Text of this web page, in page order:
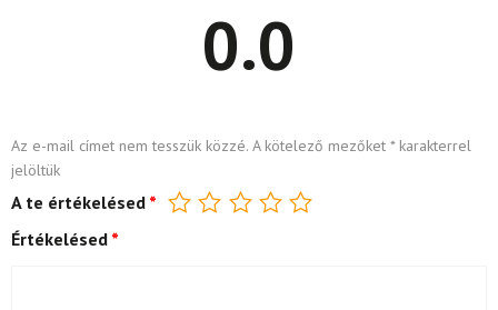
0.0
Az e-mail címet nem tesszük közzé. A kötelező mezőket *karakterrel
jelöltük
A te értékelésed *
Értékelésed *